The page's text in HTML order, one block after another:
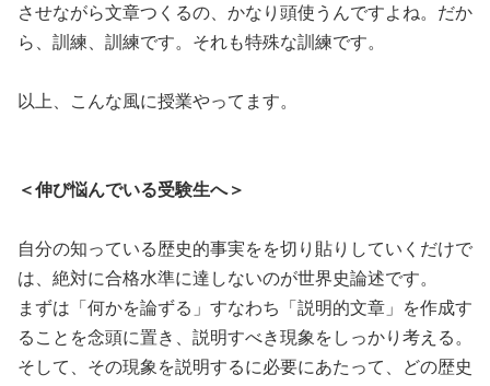
させながら文章つくるの、かなり頭使うんですよね。だか
ら、訓練、訓練です。それも特殊な訓練です。
以上、こんな風に授業やってます。
＜伸び悩んでいる受験生へ＞
自分の知っている歴史的事実をを切り貼りしていくだけで
は、絶対に合格水準に達しないのが世界史論述です。
まずは「何かを論ずる」すなわち「説明的文章」を作成す
ることを念頭に置き、説明すべき現象をしっかり考える。
そして、その現象を説明するに必要にあたって、どの歴史